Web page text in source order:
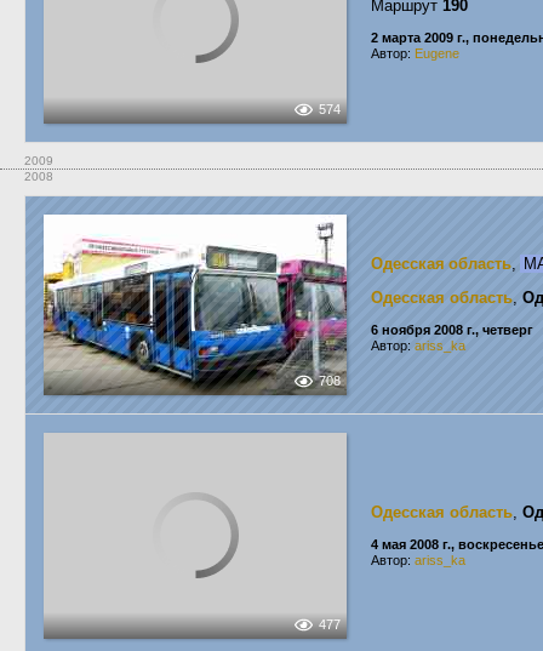
574
Маршрут 190
2 марта 2009 г.,
Автор: Eugene
2009
2008
708
Одесская область,
Одесская область,
6 ноября 2008 г., четверг
Автор: ariss_ka
477
Одесская область,
4 мая 2008 г., воскресенье
Автор: ariss_ka